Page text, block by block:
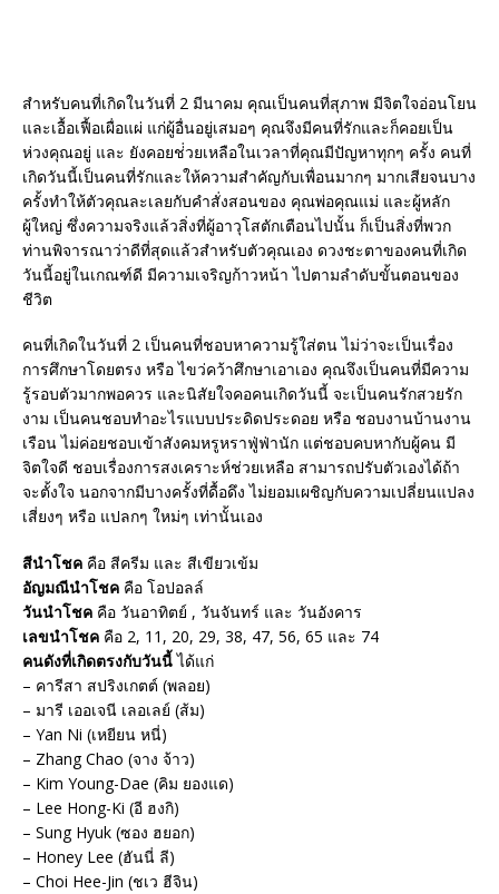
สำหรับคนที่เกิดในวันที่ 2 มีนาคม คุณเป็นคนที่สุภาพ มีจิตใจอ่อนโยน
และเอื้อเฟื้อเผื่อแผ่ แก่ผู้อื่นอยู่เสมอๆ คุณจึงมีคนที่รักและก็คอยเป็น
ห่วงคุณอยู่ และ ยังคอยช่่วยเหลือในเวลาที่คุณมีปัญหาทุกๆ ครั้ง คนที่
เกิดวันนี้เป็นคนที่รักและให้ความสำคัญกับเพื่อนมากๆ มากเสียจนบาง
ครั้งทำให้ตัวคุณละเลยกับคำสั่งสอนของ คุณพ่อคุณแม่ และผู้หลัก
ผู้ใหญ่ ซึ่งความจริงแล้วสิ่งที่ผู้อาวุโสตักเตือนไปนั้น ก็เป็นสิ่งที่พวก
ท่านพิจารณาว่าดีที่สุดแล้วสำหรับตัวคุณเอง ดวงชะตาของคนที่เกิด
วันนี้อยู่ในเกณฑ์ดี มีความเจริญก้าวหน้า ไปตามลำดับขั้นตอนของ
ชีวิต
คนที่เกิดในวันที่ 2 เป็นคนที่ชอบหาความรู้ใส่ตน ไม่ว่าจะเป็นเรื่อง
การศึกษาโดยตรง หรือ ไขว่คว้าศึกษาเอาเอง คุณจึงเป็นคนที่มีความ
รู้รอบตัวมากพอควร และนิสัยใจคอคนเกิดวันนี้ จะเป็นคนรักสวยรัก
งาม เป็นคนชอบทำอะไรแบบประดิดประดอย หรือ ชอบงานบ้านงาน
เรือน ไม่ค่อยชอบเข้าสังคมหรูหราฟู่ฟ่านัก แต่ชอบคบหากับผู้คน มี
จิตใจดี ชอบเรื่องการสงเคราะห์ช่วยเหลือ สามารถปรับตัวเองได้ถ้า
จะตั้งใจ นอกจากมีบางครั้งที่ดื้อดึง ไม่ยอมเผชิญกับความเปลี่ยนแปลง
เสี่ยงๆ หรือ แปลกๆ ใหม่ๆ เท่านั้นเอง
สีนำโชค คือ สีครีม และ สีเขียวเข้ม
อัญมณีนำโชค คือ โอปอลล์
วันนำโชค คือ วันอาทิตย์ , วันจันทร์ และ วันอังคาร
เลขนำโชค คือ 2, 11, 20, 29, 38, 47, 56, 65 และ 74
คนดังที่เกิดตรงกับวันนี้ได้แก่
– คารีสา สปริงเกตต์ (พลอย)
– มารี เออเจนี เลอเลย์ (ส้ม)
– Yan Ni (เหยียน หนี่)
– Zhang Chao (จาง จ้าว)
– Kim Young-Dae (คิม ยองแด)
– Lee Hong-Ki (อี ฮงกิ)
– Sung Hyuk (ซอง ฮยอก)
– Honey Lee (ฮันนี่ ลี)
– Choi Hee-Jin (ชเว ฮีจิน)